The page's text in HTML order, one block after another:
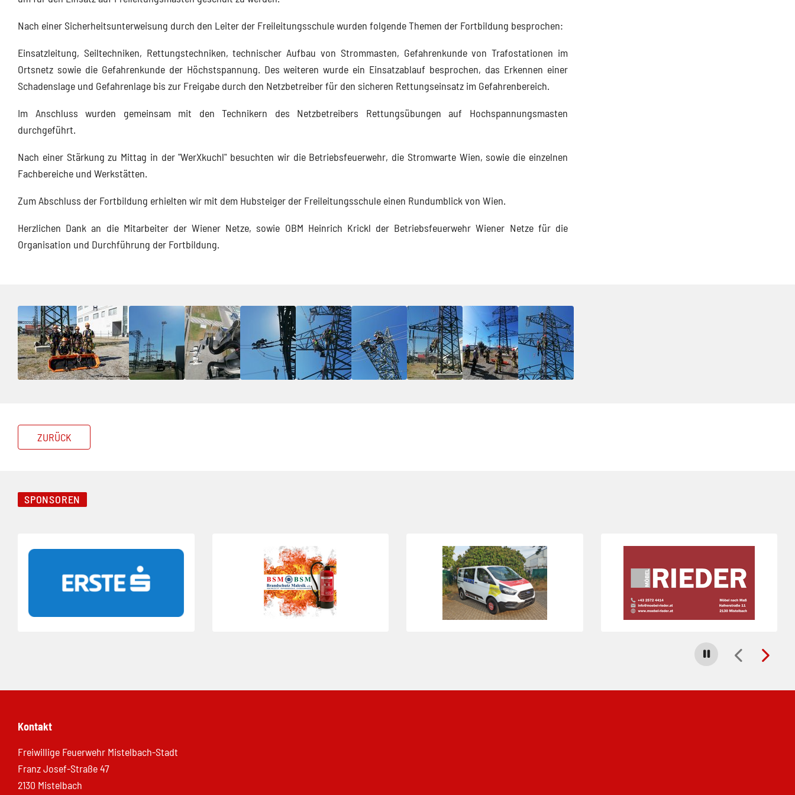
Nach einer Sicherheitsunterweisung durch den Leiter der Freileitungsschule wurden folgende Themen der Fortbildung besprochen:
Einsatzleitung, Seiltechniken, Rettungstechniken, technischer Aufbau von Strommasten, Gefahrenkunde von Trafostationen im
Ortsnetz sowie die Gefahrenkunde der Höchstspannung. Des weiteren wurde ein Einsatzablauf besprochen, das Erkennen einer
Schadenslage und Gefahrenlage bis zur Freigabe durch den Netzbetreiber für den sicheren Rettungseinsatz im Gefahrenbereich.
Im Anschluss wurden gemeinsam mit den Technikern des Netzbetreibers Rettungsübungen auf Hochspannungsmasten
durchgeführt.
Nach einer Stärkung zu Mittag in der "WerXkuchl" besuchten wir die Betriebsfeuerwehr, die Stromwarte Wien, sowie die einzelnen
Fachbereiche und Werkstätten.
Zum Abschluss der Fortbildung erhielten wir mit dem Hubsteiger der Freileitungsschule einen Rundumblick von Wien.
Herzlichen Dank an die Mitarbeiter der Wiener Netze, sowie OBM Heinrich Krickl der Betriebsfeuerwehr Wiener Netze für die
Organisation und Durchführung der Fortbildung.
ZURÜCK
SPONSOREN
Carousel stoppen
Kontakt
Freiwillige Feuerwehr Mistelbach-Stadt
Franz Josef-Straße 47
2130 Mistelbach